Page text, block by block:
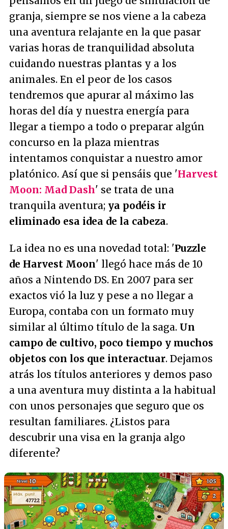
granja, siempre se nos viene a la cabeza
una aventura relajante en la que pasar
varias horas de tranquilidad absoluta
cuidando nuestras plantas y a los
animales. En el peor de los casos
tendremos que apurar al máximo las
horas del día y nuestra energía para
llegar a tiempo a todo o preparar algún
concurso en la plaza mientras
intentamos conquistar a nuestro amor
platónico. Así que si pensáis que 'Harvest
Moon: Mad Dash' se trata de una
tranquila aventura; ya podéis ir
eliminado esa idea de la cabeza.
La idea no es una novedad total: 'Puzzle
de Harvest Moon' llegó hace más de 10
años a Nintendo DS. En 2007 para ser
exactos vió la luz y pese a no llegar a
Europa, contaba con un formato muy
similar al último título de la saga. Un
campo de cultivo, poco tiempo y muchos
objetos con los que interactuar. Dejamos
atrás los títulos anteriores y demos paso
a una aventura muy distinta a la habitual
con unos personajes que seguro que os
resultan familiares. ¿Listos para
descubrir una visa en la granja algo
diferente?